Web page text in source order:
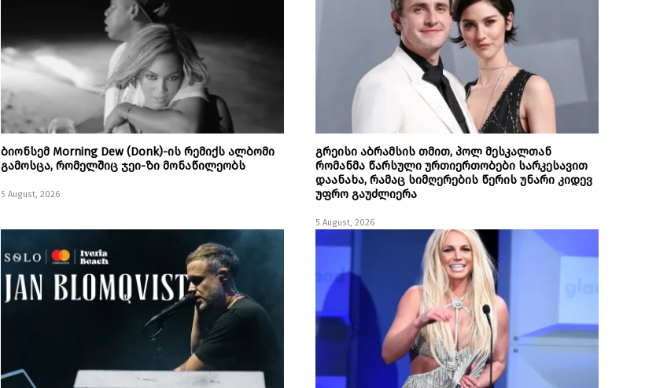
ბიონსემ Morning Dew (Donk)-ის რემიქს ალბომი
გამოსცა, რომელშიც ჯეი-ზი მონაწილეობს
5 August, 2026
გრეისი აბრამსის თმით, პოლ მესკალთან
რომანმა წარსული ურთიერთობები სარკესავით
დაანახა, რამაც სიმღერების წერის უნარი კიდევ
უფრო გაუძლიერა
5 August, 2026